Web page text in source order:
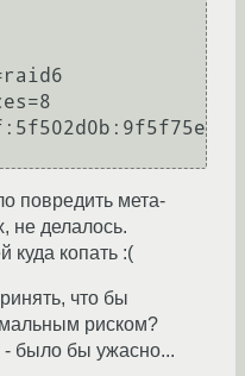
повредить мета-
не делалось.
куда копать :(
что бы
риском?
- было бы ужасно...